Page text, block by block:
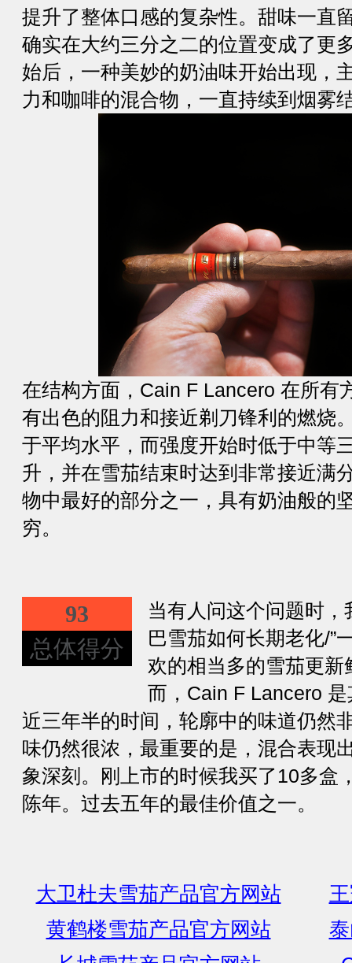
提升了整体口感的复杂性。甜味一直
确实在大约三分之二的位置变成了更
始后，一种美妙的奶油味开始出现，
力和咖啡的混合物，一直持续到烟雾
在结构方面，Cain F Lancero 在所有
有出色的阻力和接近剃刀锋利的燃烧
于平均水平，而强度开始时低于中等
升，并在雪茄结束时达到非常接近满
物中最好的部分之一，具有奶油般的
穷。
93
总体得分
当有人问这个问题时，
巴雪茄如何长期老化/”
欢的相当多的雪茄更
而，Cain F Lancero
近三年半的时间，轮廓中的味道仍然
味仍然很浓，最重要的是，混合表现
象深刻。刚上市的时候我买了10多盒
陈年。过去五年的最佳价值之一。
大卫杜夫雪茄产品官方网站
黄鹤楼雪茄产品官方网站